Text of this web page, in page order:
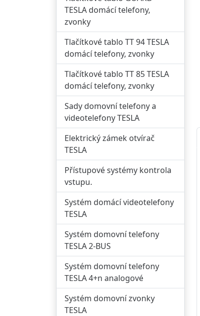
TESLA domácí telefony,
zvonky
Tlačítkové tablo TT 94 TESLA
domácí telefony, zvonky
Tlačítkové tablo TT 85 TESLA
domácí telefony, zvonky
Sady domovní telefony a
videotelefony TESLA
Elektrický zámek otvírač
TESLA
Přístupové systémy kontrola
vstupu.
Systém domácí videotelefony
TESLA
Systém domovní telefony
TESLA 2-BUS
Systém domovní telefony
TESLA 4+n analogové
Systém domovní zvonky
TESLA